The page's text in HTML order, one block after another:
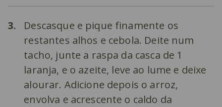
3.
Descasque e pique finamente os
restantes alhos e cebola. Deite num
tacho, junte a raspa da casca de 1
laranja, e o azeite, leve ao lume e deixe
alourar. Adicione depois o arroz,
envolva e acrescente o caldo da